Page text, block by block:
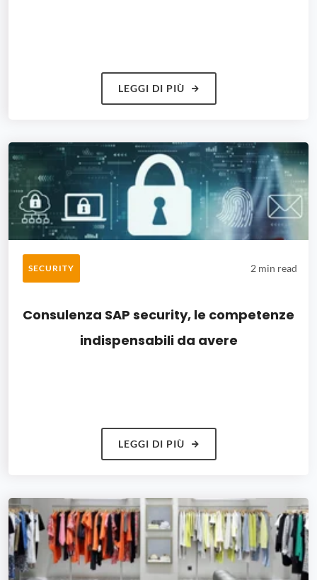
LEGGI DI PIÙ
SECURITY 2 min read
Consulenza SAP security, le competenze
indispensabili da avere
LEGGI DI PIÙ